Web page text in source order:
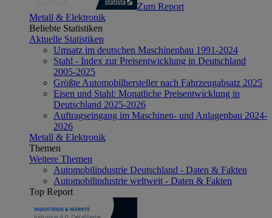
Zum Report
Metall & Elektronik
Beliebte Statistiken
Aktuelle Statistiken
Umsatz im deutschen Maschinenbau 1991-2024
Stahl - Index zur Preisentwicklung in Deutschland
2005-2025
Größte Automobilhersteller nach Fahrzeugabsatz 2025
Eisen und Stahl: Monatliche Preisentwicklung in
Deutschland 2025-2026
Auftragseingang im Maschinen- und Anlagenbau 2024-
2026
Metall & Elektronik
Themen
Weitere Themen
Automobilindustrie Deutschland - Daten & Fakten
Automobilindustrie weltweit - Daten & Fakten
Top Report